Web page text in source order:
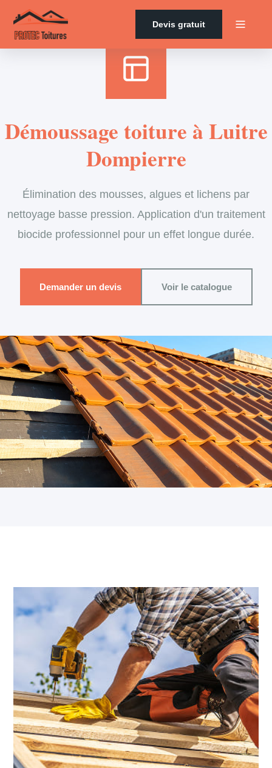
Devis gratuit
Démoussage toiture à Luitre
Dompierre
Élimination des mousses, algues et lichens par
nettoyage basse pression. Application d'un traitement
biocide professionnel pour un effet longue durée.
Demander un devis Voir le catalogue